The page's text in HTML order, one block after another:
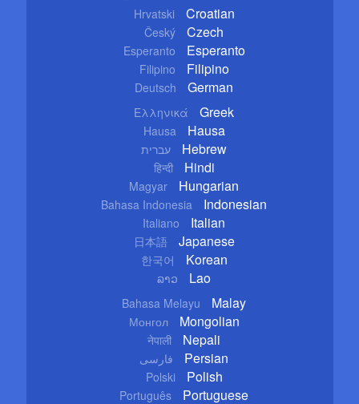
Hrvatski Croatian
Český Czech
Esperanto Esperanto
Filipino Filipino
Deutsch German
Ελληνικά Greek
Hausa Hausa
עברית Hebrew
हिन्दी Hindi
Magyar Hungarian
Bahasa Indonesia Indonesian
Italiano Italian
日本語 Japanese
한국어 Korean
ລາວ Lao
Bahasa Melayu Malay
Монгол Mongolian
नेपाली Nepali
فارسی Persian
Polski Polish
Português Portuguese